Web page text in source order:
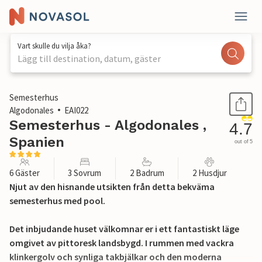
Vart skulle du vilja åka?
Lägg till destination, datum, gäster
1 / 28
Semesterhus
Algodonales
EAI022
Semesterhus - Algodonales ,
Spanien
4.7
out of 5
6 Gäster 3 Sovrum 2 Badrum 2 Husdjur
Njut av den hisnande utsikten från detta bekväma
semesterhus med pool.
Det inbjudande huset välkomnar er i ett fantastiskt läge
omgivet av pittoresk landsbygd. I rummen med vackra
klinkergolv och synliga takbjälkar och den moderna